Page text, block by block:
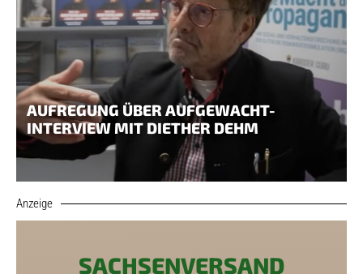
AUFREGUNG ÜBER AUFGEWACHT-
INTERVIEW MIT DIETHER DEHM
Anzeige
SACHSENVERSAND